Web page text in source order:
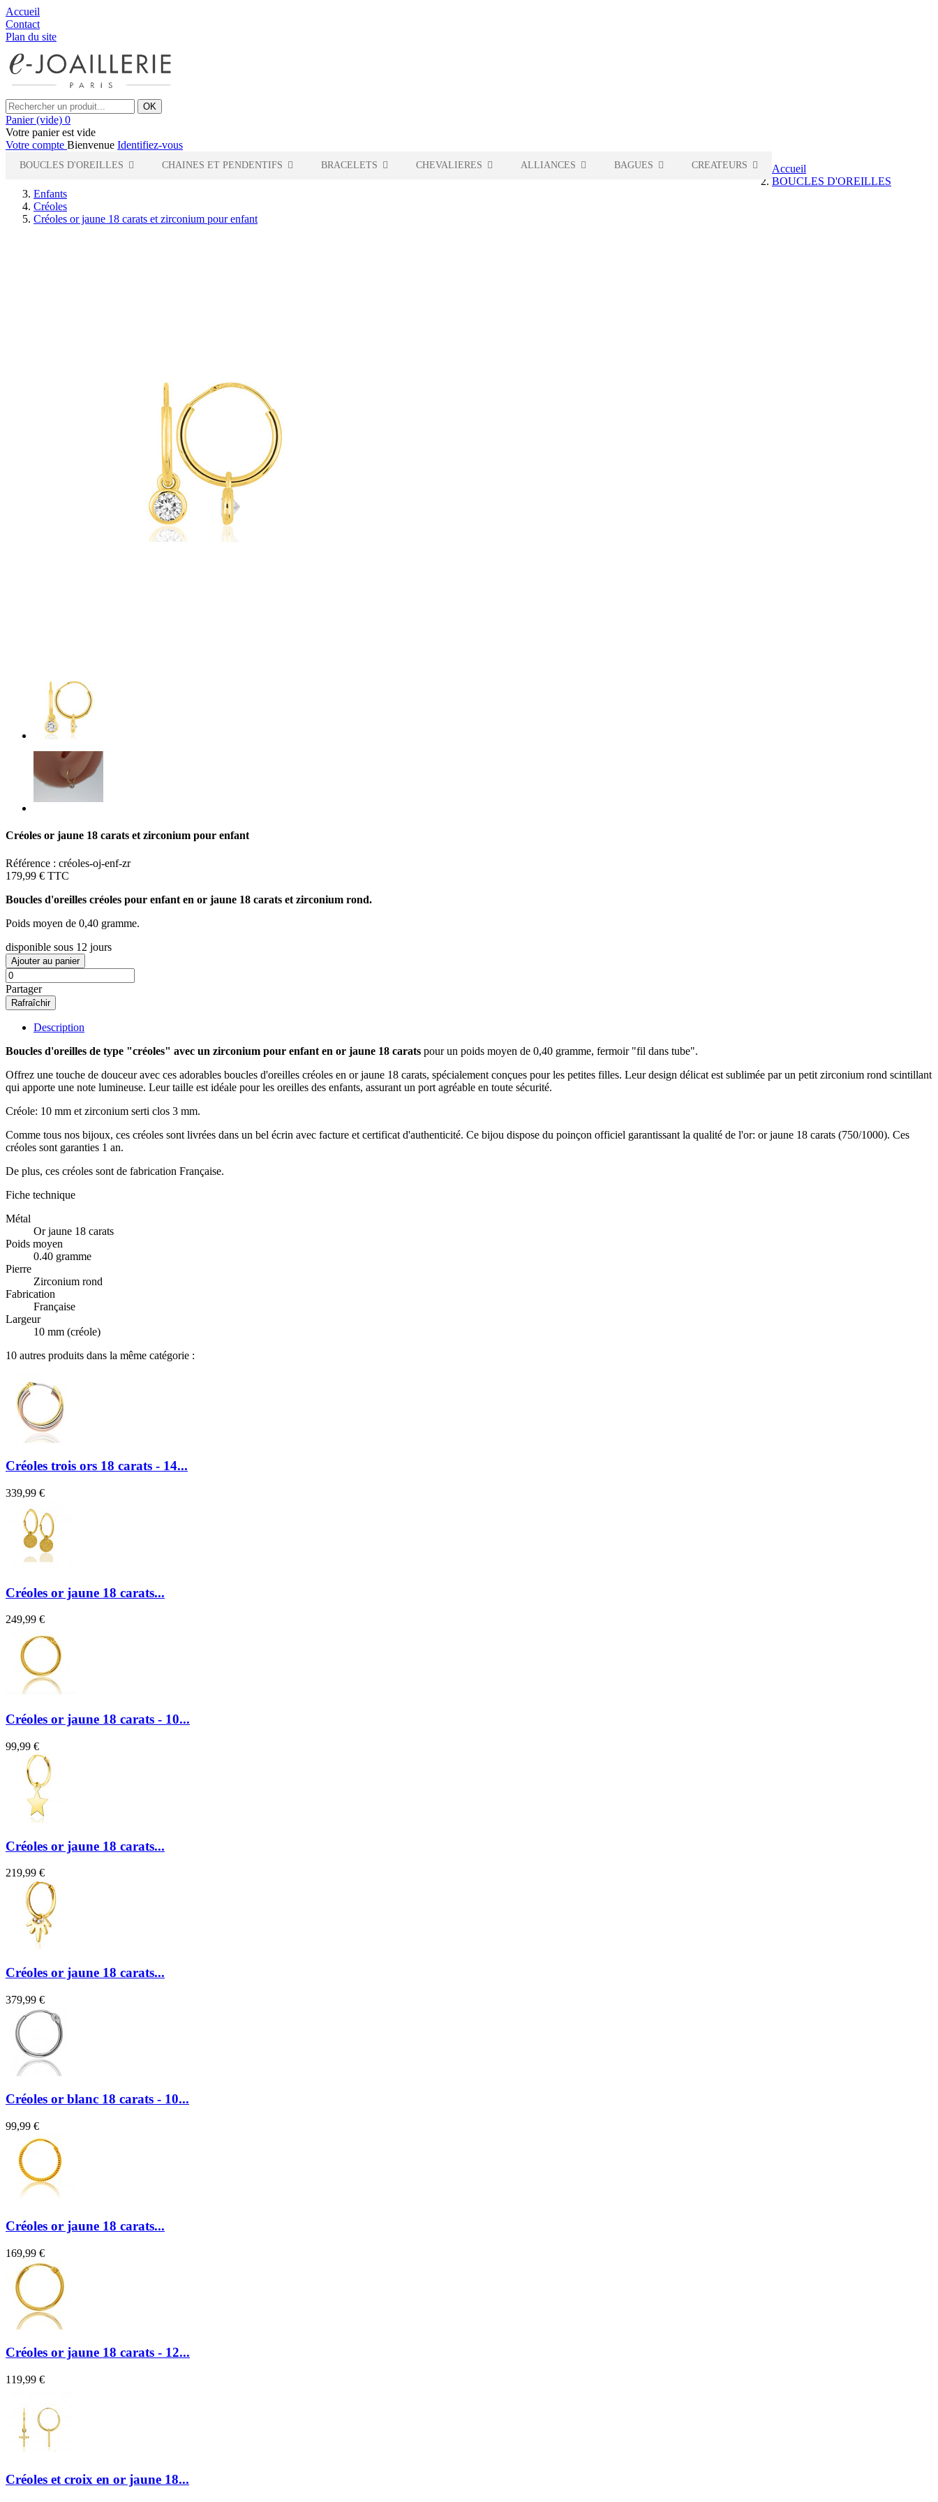
Accueil
Contact
Plan du site
OK
Panier (vide) 0
Votre panier est vide
Votre compte Bienvenue Identifiez-vous
BOUCLES D'OREILLES CHAINES ET PENDENTIFS BRACELETS CHEVALIERES ALLIANCES BAGUES CREATEURS
Accueil
BOUCLES D'OREILLES
Enfants
Créoles
Créoles or jaune 18 carats et zirconium pour enfant
Créoles or jaune 18 carats et zirconium pour enfant
Référence : créoles-oj-enf-zr
179,99 € TTC
Boucles d'oreilles créoles pour enfant en or jaune 18 carats et zirconium rond.
Poids moyen de 0,40 gramme.
disponible sous 12 jours
Ajouter au panier
Partager
Description
Boucles d'oreilles de type "créoles" avec un zirconium pour enfant en or jaune 18 carats pour un poids moyen de 0,40 gramme, fermoir "fil dans tube".
Offrez une touche de douceur avec ces adorables boucles d'oreilles créoles en or jaune 18 carats, spécialement conçues pour les petites filles. Leur design délicat est sublimée par un petit zirconium rond scintillant
qui apporte une note lumineuse. Leur taille est idéale pour les oreilles des enfants, assurant un port agréable en toute sécurité.
Créole: 10 mm et zirconium serti clos 3 mm.
Comme tous nos bijoux, ces créoles sont livrées dans un bel écrin avec facture et certificat d'authenticité. Ce bijou dispose du poinçon officiel garantissant la qualité de l'or: or jaune 18 carats (750/1000). Ces
créoles sont garanties 1 an.
De plus, ces créoles sont de fabrication Française.
Fiche technique
Métal
Or jaune 18 carats
Poids moyen
0.40 gramme
Pierre
Zirconium rond
Fabrication
Française
Largeur
10 mm (créole)
10 autres produits dans la même catégorie :
Créoles trois ors 18 carats - 14...
339,99 €
Créoles or jaune 18 carats...
249,99 €
Créoles or jaune 18 carats - 10...
99,99 €
Créoles or jaune 18 carats...
219,99 €
Créoles or jaune 18 carats...
379,99 €
Créoles or blanc 18 carats - 10...
99,99 €
Créoles or jaune 18 carats...
169,99 €
Créoles or jaune 18 carats - 12...
119,99 €
Créoles et croix en or jaune 18...